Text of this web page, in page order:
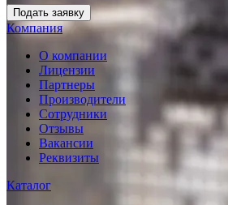
Подать заявку
Компания
О компании
Лицензии
Партнеры
Производители
Сотрудники
Отзывы
Вакансии
Реквизиты
Каталог